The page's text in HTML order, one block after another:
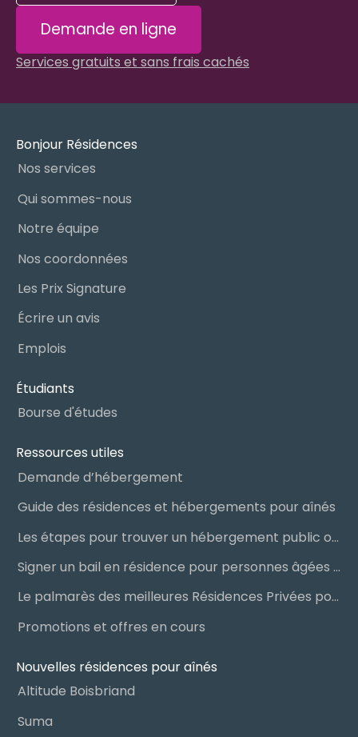
Demande en ligne
Services gratuits et sans frais cachés
Bonjour Résidences
Nos services
Qui sommes-nous
Notre équipe
Nos coordonnées
Les Prix Signature
Écrire un avis
Emplois
Étudiants
Bourse d'études
Ressources utiles
Demande d’hébergement
Guide des résidences et hébergements pour aînés
Les étapes pour trouver un hébergement public ou privé
Signer un bail en résidence pour personnes âgées (RPA) : ce qu’il faut savoir
Le palmarès des meilleures Résidences Privées pour Aînés (RPA)
Promotions et offres en cours
Nouvelles résidences pour aînés
Altitude Boisbriand
Suma